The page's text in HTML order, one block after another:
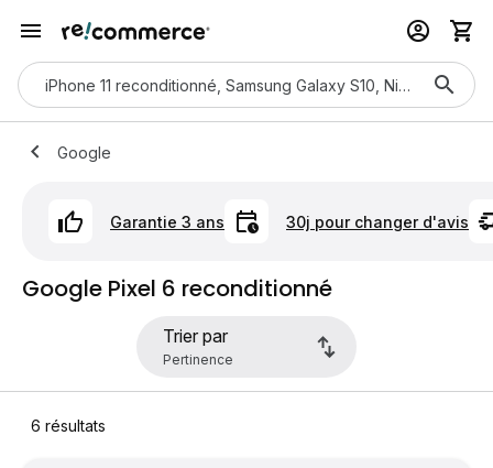
Google
Garantie 3 ans 30j pour changer d'avis
Google Pixel 6 reconditionné
Trier par
6 résultats